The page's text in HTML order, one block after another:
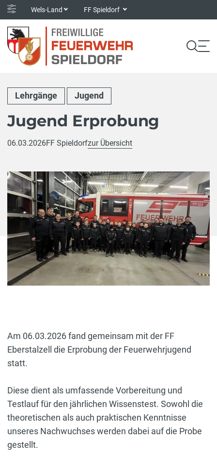
Wels-Land FF Spieldorf
Lehrgänge Jugend
Jugend Erprobung
06.03.2026FF Spieldorfzur Übersicht
Am 06.03.2026 fand gemeinsam mit der FF
Eberstalzell die Erprobung der Feuerwehrjugend
statt.
Diese dient als umfassende Vorbereitung und
Testlauf für den jährlichen Wissenstest. Sowohl die
theoretischen als auch praktischen Kenntnisse
unseres Nachwuchses werden dabei auf die Probe
gestellt.